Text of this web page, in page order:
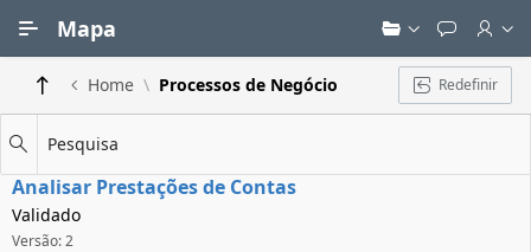
Mapa
Home Processos de Negócio Redefinir
Pesquisa
Analisar Prestações de Contas
Validado
Versão: 2